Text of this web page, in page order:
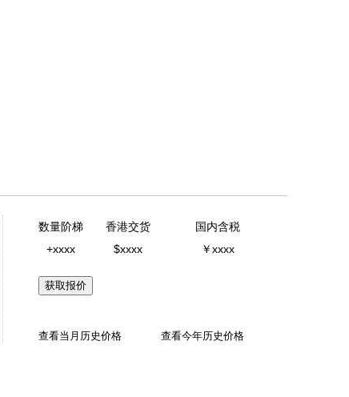
数量阶梯 香港交货
国内含税
+xxxx
$xxxx ￥xxxx
获取报价
查看当月历史价格 查看今年历史价格